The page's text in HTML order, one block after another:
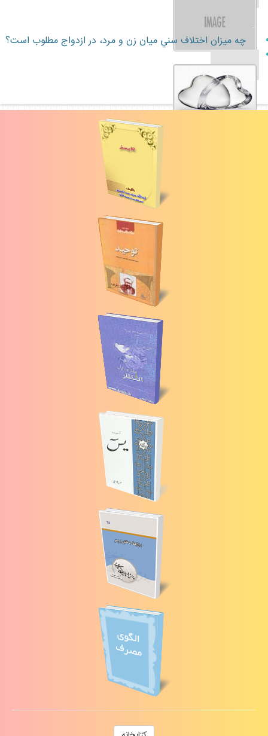
...
چه ميزان اختلاف سني ميان زن و مرد، در ازدواج مطلوب است؟
...